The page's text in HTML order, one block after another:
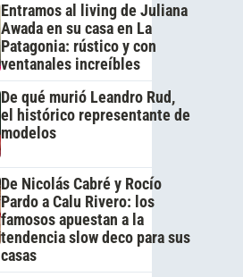
Entramos al living de Juliana
Awada en su casa en La
Patagonia: rústico y con
ventanales increíbles
De qué murió Leandro Rud,
el histórico representante de
modelos
De Nicolás Cabré y Rocío
Pardo a Calu Rivero: los
famosos apuestan a la
tendencia slow deco para sus
casas